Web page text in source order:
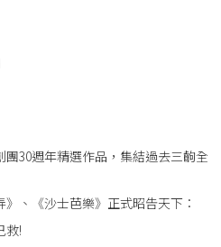
團30週年精選作品，集結過去三齣全
》、《沙士芭樂》正式昭告天下：
救!